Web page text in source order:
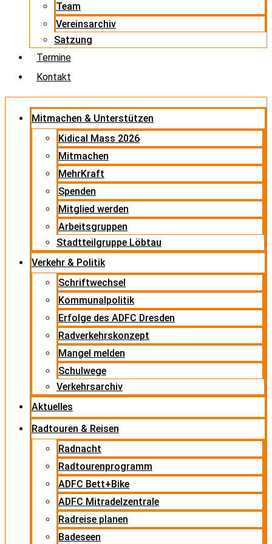
Team
Vereinsarchiv
Satzung
Termine
Kontakt
Mitmachen & Unterstützen
Kidical Mass 2026
Mitmachen
MehrKraft
Spenden
Mitglied werden
Arbeitsgruppen
Stadtteilgruppe Löbtau
Verkehr & Politik
Schriftwechsel
Kommunalpolitik
Erfolge des ADFC Dresden
Radverkehrskonzept
Mangel melden
Schulwege
Verkehrsarchiv
Aktuelles
Radtouren & Reisen
Radnacht
Radtourenprogramm
ADFC Bett+Bike
ADFC Mitradelzentrale
Radreise planen
Badeseen